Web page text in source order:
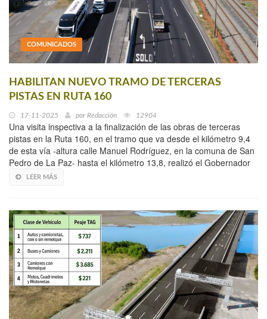
COMUNICADOS
HABILITAN NUEVO TRAMO DE TERCERAS
PISTAS EN RUTA 160
17-11-2025 por Redacción 12904
Una visita inspectiva a la finalización de las obras de terceras
pistas en la Ruta 160, en el tramo que va desde el kilómetro 9,4
de esta vía -altura calle Manuel Rodríguez, en la comuna de San
Pedro de La Paz- hasta el kilómetro 13,8, realizó el Gobernador
LEER MÁS